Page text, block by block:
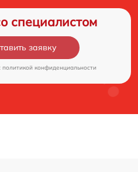
специалистом
заявку
политикой конфиденциальности